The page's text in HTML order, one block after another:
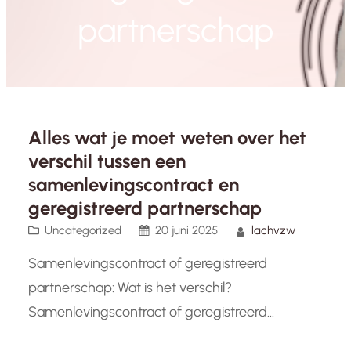
Alles wat je moet weten over het
verschil tussen een
samenlevingscontract en
geregistreerd partnerschap
Uncategorized 20 juni 2025 lachvzw
Samenlevingscontract of geregistreerd
partnerschap: Wat is het verschil?
Samenlevingscontract of geregistreerd